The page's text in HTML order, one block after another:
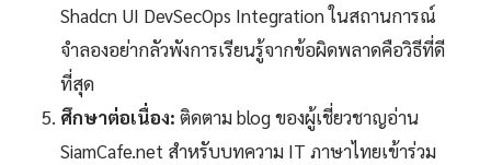
Shadcn UI DevSecOps Integration ในสถานการณ์
จำลองอย่ากลัวพังการเรียนรู้จากข้อผิดพลาดคือวิธีที่ดี
ที่สุด
ศึกษาต่อเนื่อง: ติดตาม blog ของผู้เชี่ยวชาญอ่าน
SiamCafe.net สำหรับบทความ IT ภาษาไทยเข้าร่วม